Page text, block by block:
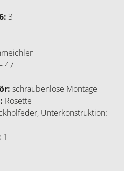
3
47
schraubenlose Montage
Rosette
Unterkonstruktion:
1